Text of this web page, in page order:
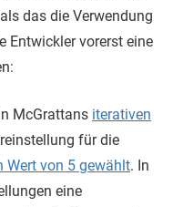
das die Verwendung
Entwickler vorerst eine
McGrattans iterativen
für die
Wert von 5 gewählt. In
eine